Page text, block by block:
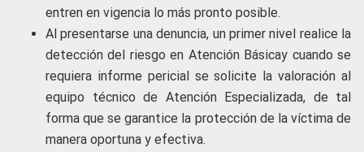
entren en vigencia lo más pronto posible.
Al presentarse una denuncia, un primer nivel realice la
detección del riesgo en Atención Básicay cuando se
requiera informe pericial se solicite la valoración al
equipo técnico de Atención Especializada, de tal
forma que se garantice la protección de la víctima de
manera oportuna y efectiva.